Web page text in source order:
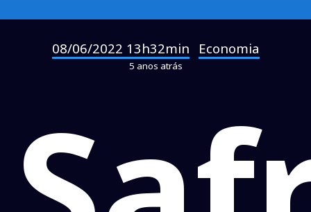
08/06/2022 13h32min Economia
5 anos atrás